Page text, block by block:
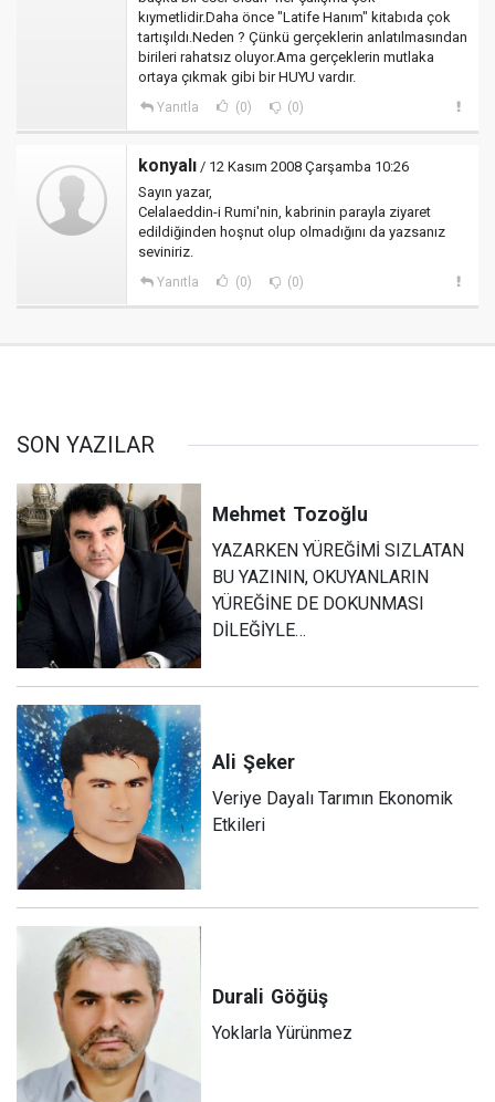
kıymetlidir.Daha önce "Latife Hanım" kitabıda çok
tartışıldı.Neden ? Çünkü gerçeklerin anlatılmasından
birileri rahatsız oluyor.Ama gerçeklerin mutlaka
ortaya çıkmak gibi bir HUYU vardır.
Yanıtla (0) (0)
konyalı / 12 Kasım 2008 Çarşamba 10:26
Sayın yazar,
Celalaeddin-i Rumi'nin, kabrinin parayla ziyaret
edildiğinden hoşnut olup olmadığını da yazsanız
seviniriz.
Yanıtla (0) (0)
SON YAZILAR
Mehmet Tozoğlu
YAZARKEN YÜREĞİMİ SIZLATAN
BU YAZININ, OKUYANLARIN
YÜREĞİNE DE DOKUNMASI
DİLEĞİYLE…
Ali Şeker
Veriye Dayalı Tarımın Ekonomik
Etkileri
Durali Göğüş
Yoklarla Yürünmez